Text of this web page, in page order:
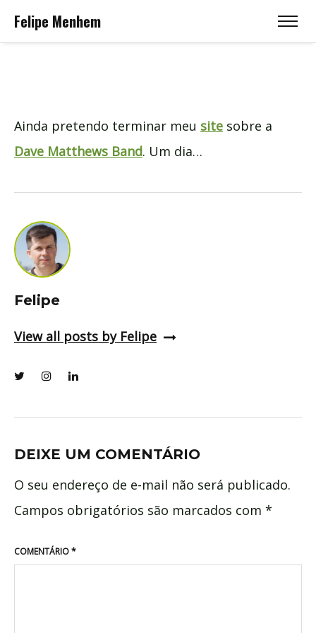
Felipe Menhem
Ainda pretendo terminar meu site sobre a
Dave Matthews Band. Um dia…
Felipe
View all posts by Felipe
DEIXE UM COMENTÁRIO
O seu endereço de e-mail não será publicado.
Campos obrigatórios são marcados com *
COMENTÁRIO*